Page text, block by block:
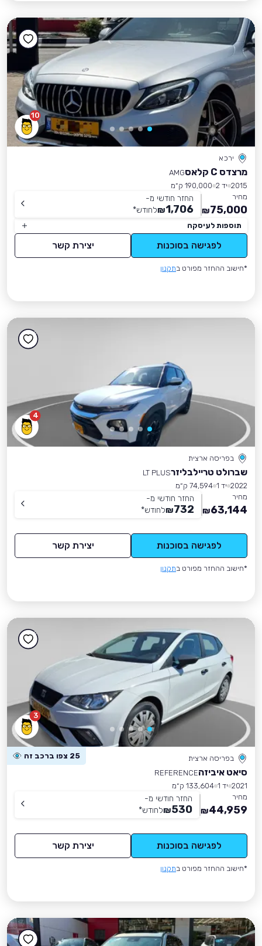
10
ירכא
מרצדס C קלאס
AMG
2015 יד 2
190,000 ק״מ
מחיר
75,000
₪
החזר חודשי מ-
1,706
₪לחודש*
תוספות לעיסקה
לפגישה בסוכנות יצירת קשר
*חישוב ההחזר מפורט בתקנון
4
בפריסה ארצית
שברולט טריילבליזרLT PLUS
2022 יד 1
74,594 ק״מ
מחיר
63,144
₪
החזר חודשי מ-
732
₪לחודש*
לפגישה בסוכנות יצירת קשר
*חישוב ההחזר מפורט בתקנון
3
בפריסה ארצית 25 צפו ברכב זה
סיאט איביזהREFERENCE
2021 יד 1
133,604 ק״מ
מחיר
44,959
₪
החזר חודשי מ-
530
₪לחודש*
לפגישה בסוכנות יצירת קשר
*חישוב ההחזר מפורט בתקנון